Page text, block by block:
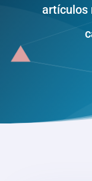
artículos